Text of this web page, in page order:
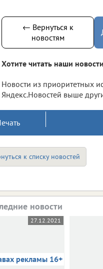
← Вернуться к
новостям
Хотите читать наши
Новости из приоритетных
Яндекс.Новостей выше
к списку новостей
новости
27.12.2021
рекламы 16+